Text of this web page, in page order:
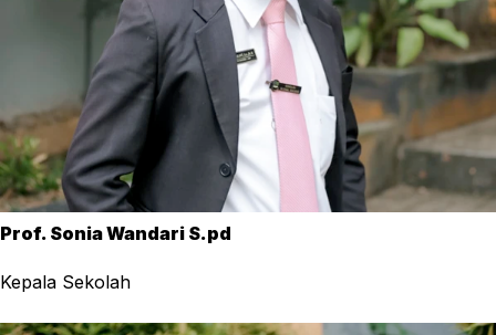
Prof. Sonia Wandari S.pd
Kepala Sekolah